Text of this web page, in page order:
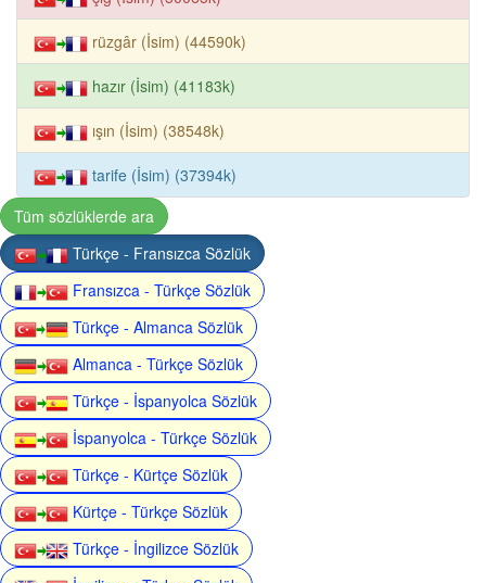
rüzgâr (İsim) (44590k)
hazır (İsim) (41183k)
ışın (İsim) (38548k)
tarife (İsim) (37394k)
Tüm sözlüklerde ara
Türkçe - Fransızca Sözlük
Fransızca - Türkçe Sözlük
Türkçe - Almanca Sözlük
Almanca - Türkçe Sözlük
Türkçe - İspanyolca Sözlük
İspanyolca - Türkçe Sözlük
Türkçe - Kürtçe Sözlük
Kürtçe - Türkçe Sözlük
Türkçe - İngilizce Sözlük